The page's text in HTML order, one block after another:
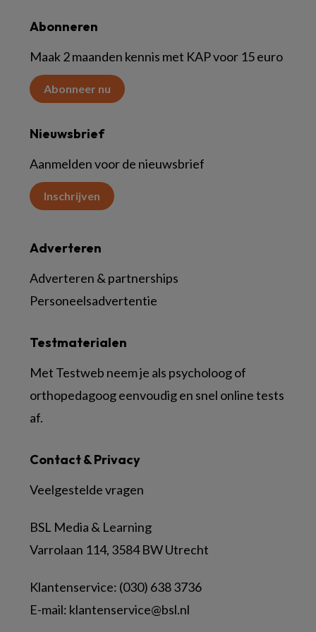
Abonneren
Maak 2 maanden kennis met KAP voor 15 euro
Abonneer nu
Nieuwsbrief
Aanmelden voor de nieuwsbrief
Inschrijven
Contact & Privacy
Veelgestelde vragen
BSL Media & Learning
Varrolaan 114, 3584 BW Utrecht
Klantenservice: (030) 638 3736
E-mail: klantenservice@bsl.nl
Testmaterialen
Met Testweb neem je als psycholoog of
orthopedagoog eenvoudig en snel online tests
af.
Adverteren
Adverteren & partnerships
Personeelsadvertentie